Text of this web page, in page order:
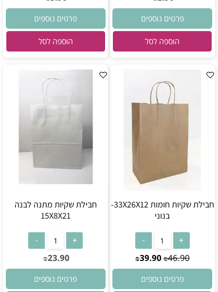
פרטים נוספים
הוספה לסל
פרטים נוספים
הוספה לסל
חבילת שקיות חומות 33X26X12-
בנוני
₪46.90
₪39.90
פרטים נוספים
חבילת שקיות מתנה לבנה
15X8X21
₪23.90
פרטים נוספים